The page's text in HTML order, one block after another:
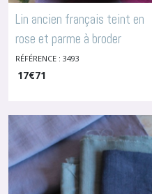
Lin ancien français teint en
rose et parme à broder
,3493-Lins Anciens Teints
RÉFÉRENCE : 3493
17€71